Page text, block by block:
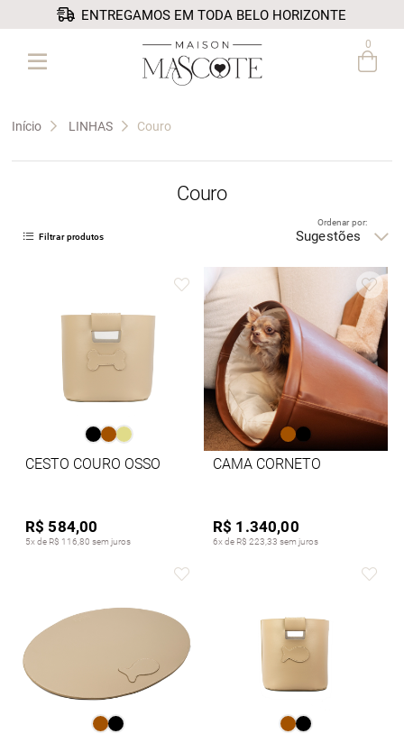
Entre com email ou cpf/cnpj
ENTREGAMOS EM TODA BELO HORIZONTE
0
Início LINHAS Couro
Couro
Filtrar produtos Sugestões
Ordenar por:
CESTO COURO OSSO
R$ 584,00
5x de R$ 116,80 sem juros
CAMA CORNETO
R$ 1.340,00
6x de R$ 223,33 sem juros